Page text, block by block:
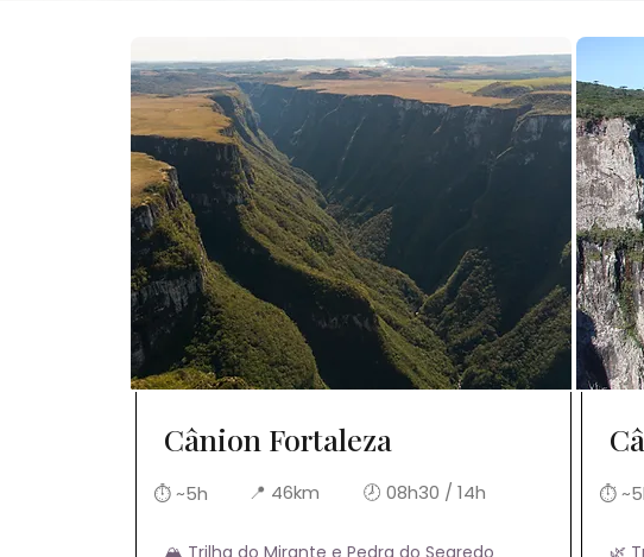
Cânion Fortaleza
⏱ ~5h 📍 46km 🕗 08h30 / 14h
🏔️ Trilha do Mirante e Pedra do Segredo
⏱
🌿